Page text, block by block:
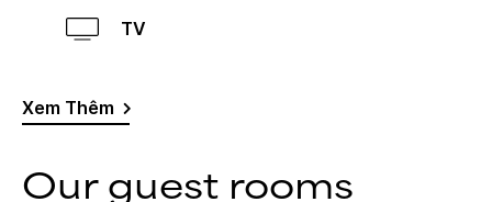
TV
Xem Thêm
Our guest rooms